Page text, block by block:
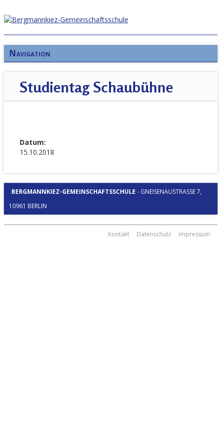
Navigation
Studientag Schaubühne
Datum:
15.10.2018
BERGMANNKIEZ-GEMEINSCHAFTSSCHULE - GNEISENAUSTRASSE 7, 1
0961 BERLIN
Kontakt Datenschutz Impressum